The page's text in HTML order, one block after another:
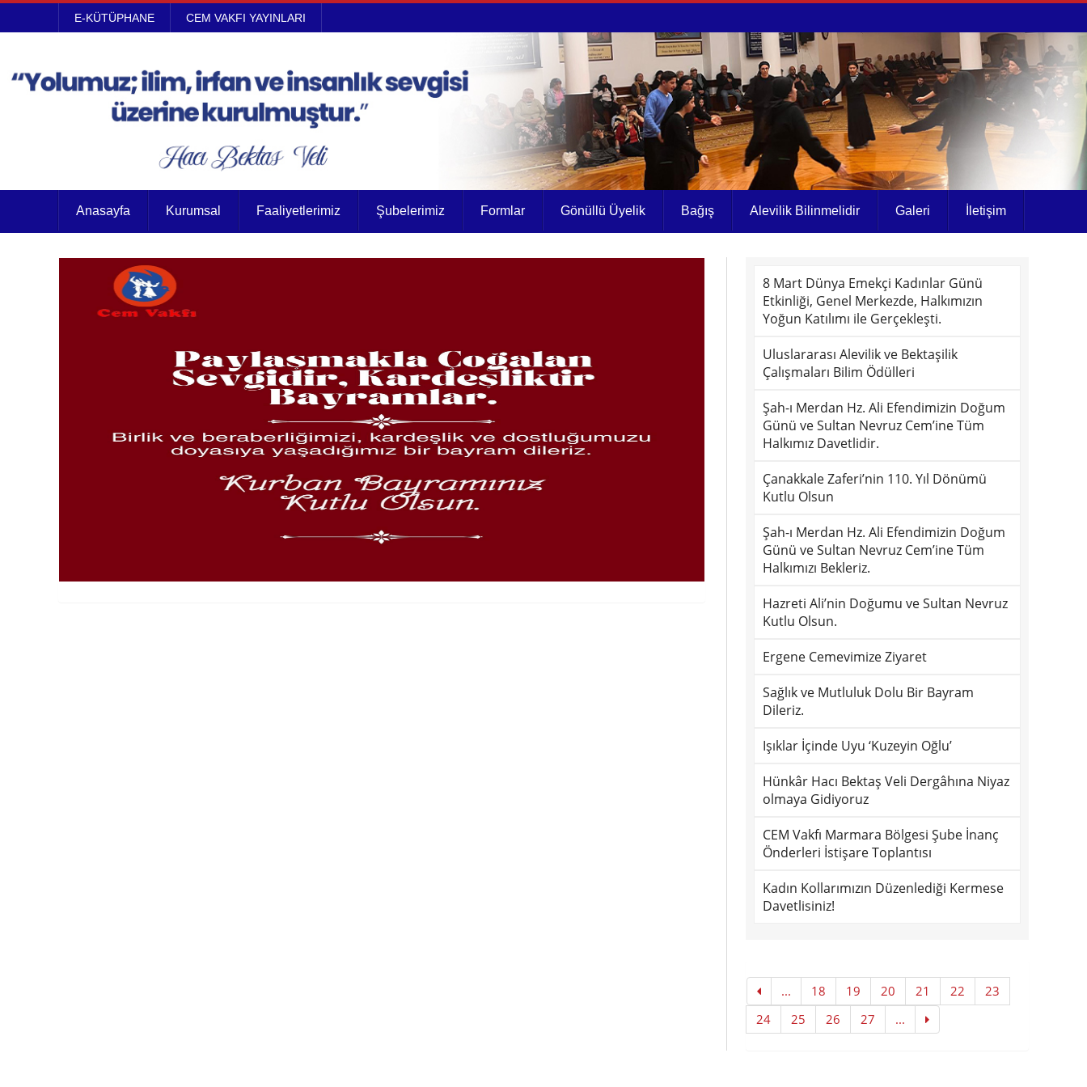
E-KÜTÜPHANE CEM VAKFI YAYINLARI
Anasayfa Kurumsal Faaliyetlerimiz Şubelerimiz Formlar Gönüllü Üyelik Bağış Alevilik Bilinmelidir Galeri İletişim
8 Mart Dünya Emekçi Kadınlar Günü
Etkinliği, Genel Merkezde, Halkımızın
Yoğun Katılımı ile Gerçekleşti.
Uluslararası Alevilik ve Bektaşilik
Çalışmaları Bilim Ödülleri
Şah-ı Merdan Hz. Ali Efendimizin Doğum
Günü ve Sultan Nevruz Cem’ine Tüm
Halkımız Davetlidir.
Çanakkale Zaferi’nin 110. Yıl Dönümü
Kutlu Olsun
Şah-ı Merdan Hz. Ali Efendimizin Doğum
Günü ve Sultan Nevruz Cem’ine Tüm
Halkımızı Bekleriz.
Hazreti Ali’nin Doğumu ve Sultan Nevruz
Kutlu Olsun.
Ergene Cemevimize Ziyaret
Sağlık ve Mutluluk Dolu Bir Bayram
Dileriz.
Işıklar İçinde Uyu ‘Kuzeyin Oğlu’
Hünkâr Hacı Bektaş Veli Dergâhına Niyaz
olmaya Gidiyoruz
CEM Vakfı Marmara Bölgesi Şube İnanç
Önderleri İstişare Toplantısı
Kadın Kollarımızın Düzenlediği Kermese
Davetlisiniz!
... 18 19 20 21 22
23
24
25 26 27 ...